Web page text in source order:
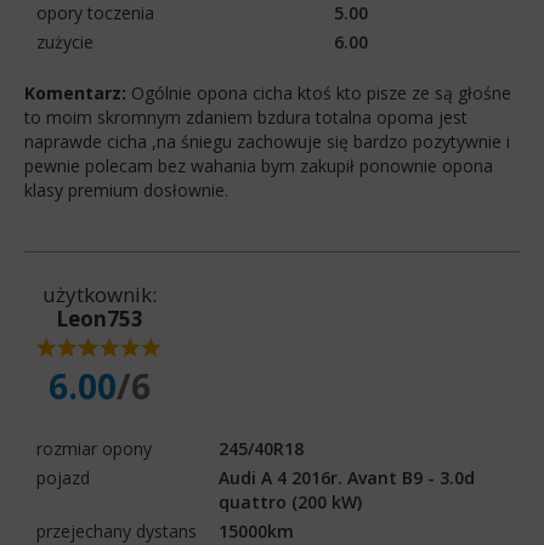
opory toczenia
5.00
zużycie
6.00
Komentarz: Ogólnie opona cicha ktoś kto pisze ze są głośne
to moim skromnym zdaniem bzdura totalna opoma jest
naprawde cicha ,na śniegu zachowuje się bardzo pozytywnie i
pewnie polecam bez wahania bym zakupił ponownie opona
klasy premium dosłownie.
użytkownik:
Leon753
6.00/6
rozmiar opony
245/40R18
pojazd
Audi A 4 2016r. Avant B9 - 3.0d
quattro (200 kW)
przejechany dystans
15000km